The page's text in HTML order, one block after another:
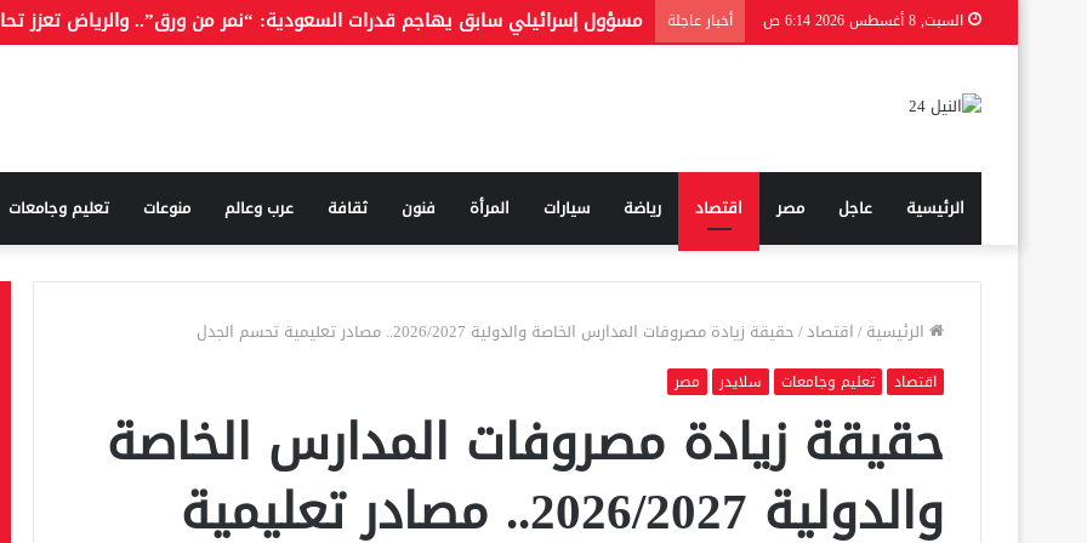
السبت, 8 أغسطس 2026 6:14 ص أخبار عاجلة
الرئيسية عاجل مصر اقتصاد رياضة سيارات المرأة فنون ثقافة عرب وعالم منوعات تعليم وجامعات
الرئيسية/اقتصاد/حقيقة زيادة مصروفات المدارس الخاصة والدولية 2026/2027.. مصادر تعليمية تحسم الجدل
اقتصاد تعليم وجامعات سلايدر مصر
حقيقة زيادة مصروفات المدارس الخاصة
والدولية 2026/2027.. مصادر تعليمية